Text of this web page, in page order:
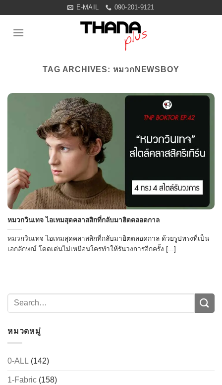
content
E-MAIL 090-201-9121
TAG ARCHIVES: หมวกNEWSBOY
หมวกวินเทจ ไอเทมสุดคลาสสิกที่กลับมาฮิตตลอดกาล
หมวกวินเทจ ไอเทมสุดคลาสสิกที่กลับมาฮิตตลอดกาล ด้วยรูปทรงที่เป็น
เอกลักษณ์ โดดเด่นไม่เหมือนใครทำให้รันวงการอีกครั้ง [...]
หมวดหมู่
0-ALL (142)
1-Fabric (158)